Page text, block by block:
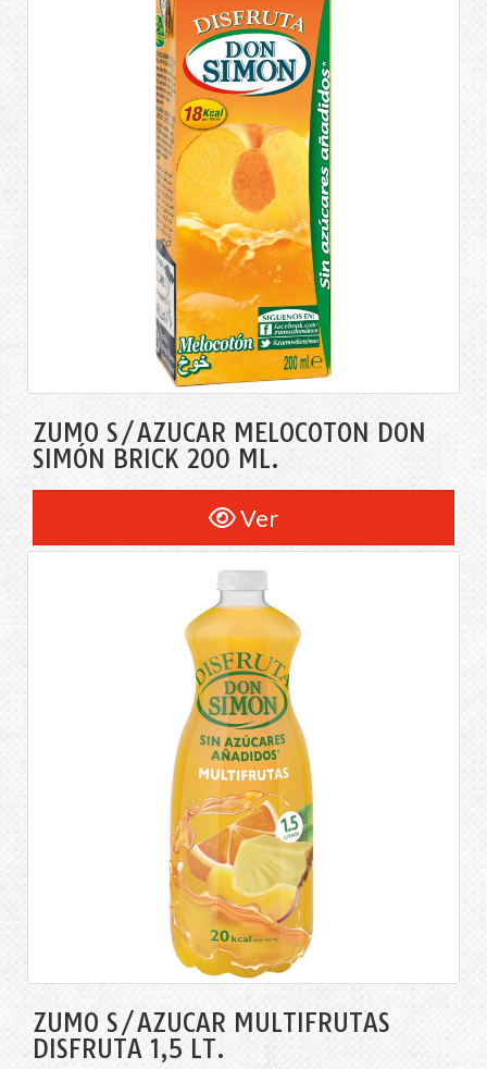
ZUMO S/AZÚCAR MELOCOTON DON
SIMÓN BRICK 200 ML.
Ver
ZUMO S/AZÚCAR MULTIFRUTAS
DISFRUTA 1,5 LT.